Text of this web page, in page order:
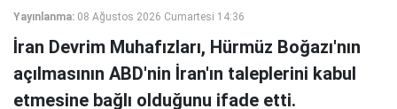
Yayınlanma: 08 Ağustos 2026 Cumartesi 14:36
İran Devrim Muhafızları, Hürmüz Boğazı'nın
açılmasının ABD'nin İran'ın taleplerini kabul
etmesine bağlı olduğunu ifade etti.